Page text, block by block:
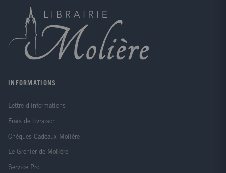
INFORMATIONS
Lettre d'informations
Frais de livraison
Chèques Cadeaux Molière
Le Grenier de Molière
Service Pro